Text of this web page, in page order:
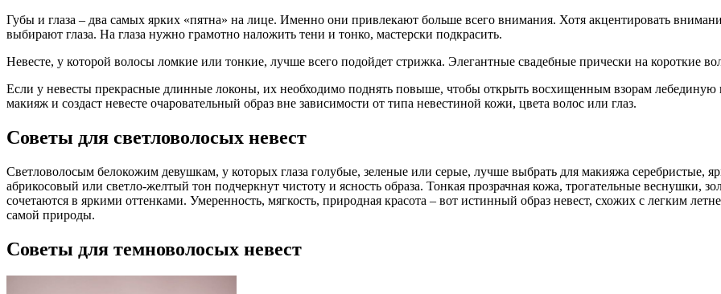
Губы и глаза – два самых ярких «пятна» на лице. Именно они привлекают больше всего внимания. Хотя акцентировать
выбирают глаза. На глаза нужно грамотно наложить тени и тонко, мастерски подкрасить.
Невесте, у которой волосы ломкие или тонкие, лучше всего подойдет стрижка. Элегантные свадебные прически на короткие
Если у невесты прекрасные длинные локоны, их необходимо поднять повыше, чтобы открыть восхищенным взорам
макияж и создаст невесте очаровательный образ вне зависимости от типа невестиной кожи, цвета волос или глаз.
Советы для светловолосых невест
Светловолосым белокожим девушкам, у которых глаза голубые, зеленые или серые, лучше выбрать для макияжа серебристые,
абрикосовый или светло-желтый тон подчеркнут чистоту и ясность образа. Тонкая прозрачная кожа, трогательные веснушки,
сочетаются в яркими оттенками. Умеренность, мягкость, природная красота – вот истинный образ невест, схожих с легким
самой природы.
Советы для темноволосых невест